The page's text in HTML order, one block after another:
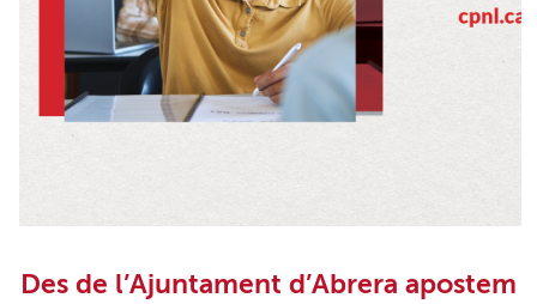
Des de l’Ajuntament d’Abrera apostem